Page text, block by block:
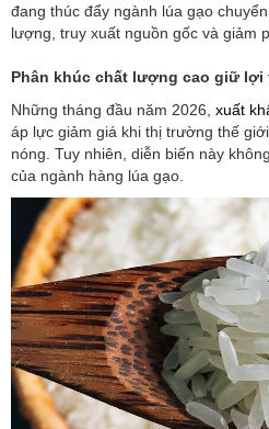
đang thúc đẩy ngành lúa gạo
lượng, truy xuất nguồn gốc và giảm
Phân khúc chất lượng cao giữ lợi
Những tháng đầu năm 2026, xuất
áp lực giảm giá khi thị trường thế
nóng. Tuy nhiên, diễn biến này
của ngành hàng lúa gạo.